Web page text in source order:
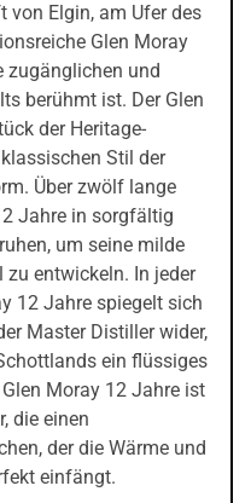
von Elgin, am Ufer des
Glen Moray
zugänglichen und
berühmt ist. Der Glen
der Heritage-
Stil der
Über zwölf lange
Jahre in sorgfältig
um seine milde
zu entwickeln. In jeder
12 Jahre spiegelt sich
Master Distiller wider,
ein flüssiges
Moray 12 Jahre ist
die einen
der die Wärme und
einfängt.